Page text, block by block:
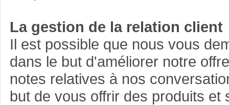
La gestion de la relation client
Il est possible que nous vous
dans le but d'améliorer notre
notes relatives à nos
but de vous offrir des produits et